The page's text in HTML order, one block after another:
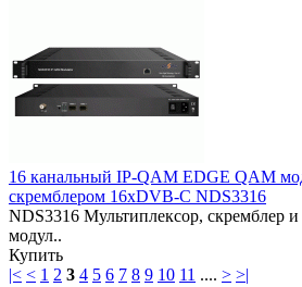
16 канальный IP-QAM EDGE QAM
скремблером 16xDVB-C NDS3316
NDS3316 Мультиплексор, скремблер
модул..
Купить
|< < 1 2 3 4 5 6 7 8 9 10 11 .... > >|